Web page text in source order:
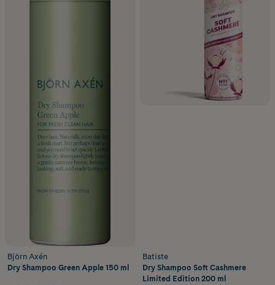
Björn Axén
Dry Shampoo Green Apple 150 ml
Batiste
Dry Shampoo Soft Cashmere
Limited Edition 200 ml